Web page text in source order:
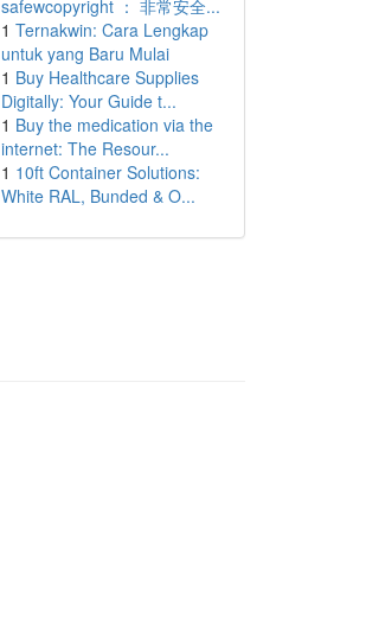
safewcopyright ： 非常安全...
1 Ternakwin: Cara Lengkap
untuk yang Baru Mulai
1 Buy Healthcare Supplies
Digitally: Your Guide t...
1 Buy the medication via the
internet: The Resour...
1 10ft Container Solutions:
White RAL, Bunded & O...